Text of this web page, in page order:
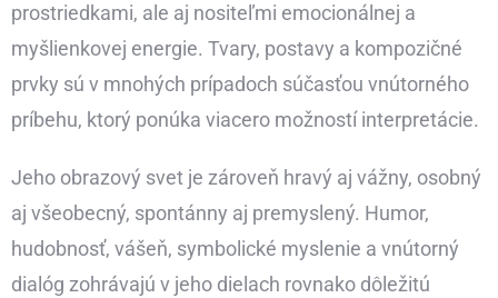
prostriedkami, ale aj nositeľmi emocionálnej a
myšlienkovej energie. Tvary, postavy a kompozičné
prvky sú v mnohých prípadoch súčasťou vnútorného
príbehu, ktorý ponúka viacero možností interpretácie.
Jeho obrazový svet je zároveň hravý aj vážny, osobný
aj všeobecný, spontánny aj premyslený. Humor,
hudobnosť, vášeň, symbolické myslenie a vnútorný
dialóg zohrávajú v jeho dielach rovnako dôležitú